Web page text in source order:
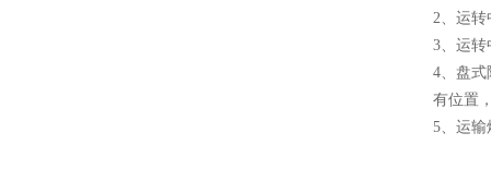
2、运
3、运
4、盘式
有位置
5、运输